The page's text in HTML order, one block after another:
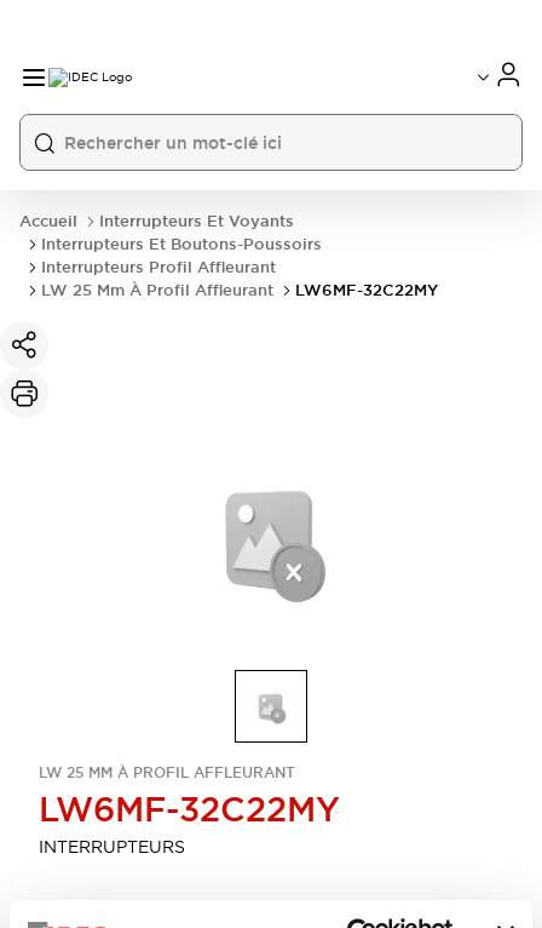
Accueil
Interrupteurs Et Voyants
Interrupteurs Et Boutons-Poussoirs
Interrupteurs Profil Affleurant
LW 25 Mm À Profil Affleurant
LW6MF-32C22MY
LW 25 MM À PROFIL AFFLEURANT
LW6MF-32C22MY
INTERRUPTEURS